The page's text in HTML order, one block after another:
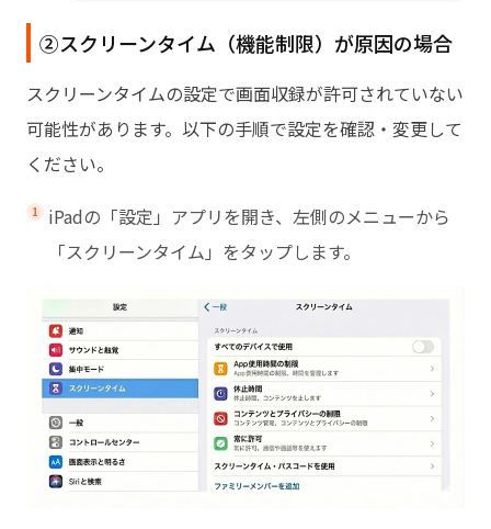
②スクリーンタイム（機能制限）が原因の場合
スクリーンタイムの設定で画面収録が許可されていない
可能性があります。以下の手順で設定を確認・変更して
ください。
iPadの「設定」アプリを開き、左側のメニューから
「スクリーンタイム」をタップします。